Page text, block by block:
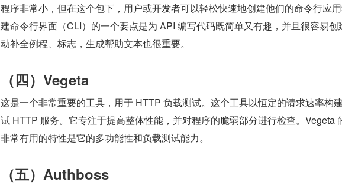
程序非常小，但在这个包下，用户或开发者可以轻松快速地创建他们的命令行应
建命令行界面（CLI）的一个要点是为 API 编写代码既简单又有趣，并且很容易创
动补全例程、标志，生成帮助文本也很重要。
（四）Vegeta
这是一个非常重要的工具，用于 HTTP 负载测试。这个工具以恒定的请求速率构
试 HTTP 服务。它专注于提高整体性能，并对程序的脆弱部分进行检查。Vegeta
非常有用的特性是它的多功能性和负载测试能力。
（五）Authboss